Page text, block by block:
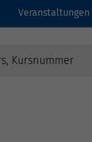
Veranstaltungen